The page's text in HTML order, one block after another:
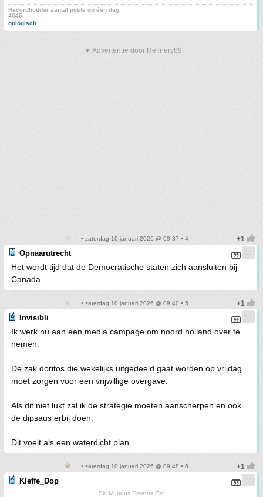
Recordhouder aantal posts op één dag.
4045
onlogisch
▼ Advertentie door Refinery89
• zaterdag 10 januari 2026 @ 09:37 • 4
Opnaarutrecht
Het wordt tijd dat de Democratische staten zich aansluiten bij
Canada.
• zaterdag 10 januari 2026 @ 09:40 • 5
Invisibli
Ik werk nu aan een media campage om noord holland over te
nemen.
De zak doritos die wekelijks uitgedeeld gaat worden op vrijdag
moet zorgen voor een vrijwillige overgave.
Als dit niet lukt zal ik de strategie moeten aanscherpen en ook
de dipsaus erbij doen.
Dit voelt als een waterdicht plan.
• zaterdag 10 januari 2026 @ 09:48 • 6
Kleffe_Dop
Sic Mundus Creatus Est